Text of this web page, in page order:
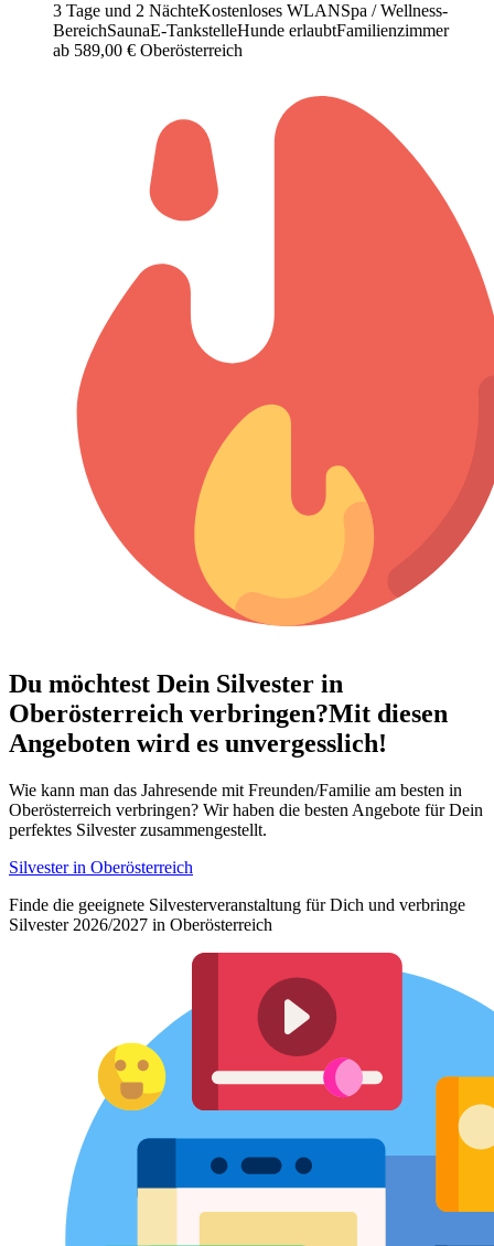
3 Tage und 2 NächteKostenloses WLANSpa / Wellness-
BereichSaunaE-TankstelleHunde erlaubtFamilienzimmer
ab 589,00 € Oberösterreich
Du möchtest Dein Silvester in
Oberösterreich verbringen?Mit diesen
Angeboten wird es unvergesslich!
Wie kann man das Jahresende mit Freunden/Familie am besten in
Oberösterreich verbringen? Wir haben die besten Angebote für Dein
perfektes Silvester zusammengestellt.
Silvester in Oberösterreich
Finde die geeignete Silvesterveranstaltung für Dich und verbringe
Silvester 2026/2027 in Oberösterreich